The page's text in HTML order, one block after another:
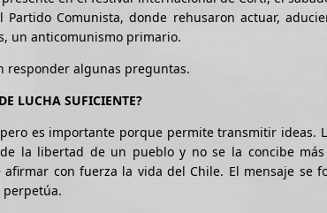
Comunista, donde rehusaron actuar,
un anticomunismo primario.
responder algunas preguntas.
LUCHA SUFICIENTE?
es importante porque permite transmitir ideas.
la libertad de un pueblo y no se la concibe
con fuerza la vida del Chile. El mensaje se
perpetúa.